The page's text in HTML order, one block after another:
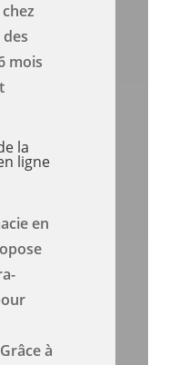
mois
la
ligne
en
à